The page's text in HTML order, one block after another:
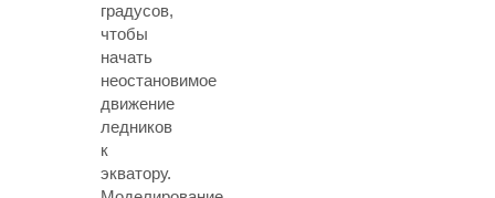
градусов,
чтобы
начать
неостановимое
движение
ледников
к
экватору.